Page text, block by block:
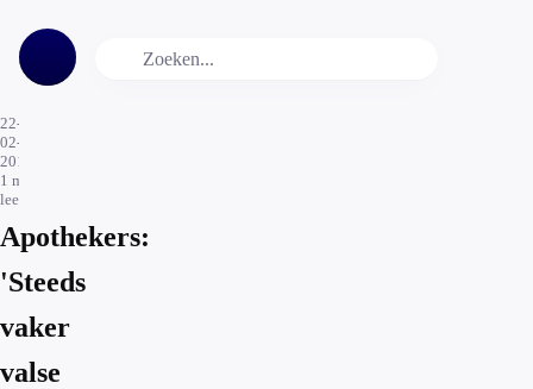
22-
02-
2017
1 min.
leestijd
Apothekers:
'Steeds
vaker
valse